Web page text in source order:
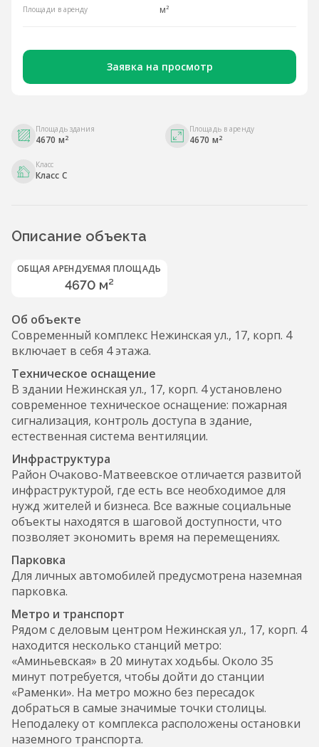
Площади в аренду м²
Заявка на просмотр
Площадь здания
4670 м2
Площадь в аренду
4670 м2
Класс
Класс С
Описание объекта
ОБЩАЯ АРЕНДУЕМАЯ ПЛОЩАДЬ
4670 м²
Об объекте
Современный комплекс Нежинская ул., 17, корп. 4
включает в себя 4 этажа.
Техническое оснащение
В здании Нежинская ул., 17, корп. 4 установлено
современное техническое оснащение: пожарная
сигнализация, контроль доступа в здание,
естественная система вентиляции.
Инфраструктура
Район Очаково-Матвеевское отличается развитой
инфраструктурой, где есть все необходимое для
нужд жителей и бизнеса. Все важные социальные
объекты находятся в шаговой доступности, что
позволяет экономить время на перемещениях.
Парковка
Для личных автомобилей предусмотрена наземная
парковка.
Метро и транспорт
Рядом с деловым центром Нежинская ул., 17, корп. 4
находится несколько станций метро:
«Аминьевская» в 20 минутах ходьбы. Около 35
минут потребуется, чтобы дойти до станции
«Раменки». На метро можно без пересадок
добраться в самые значимые точки столицы.
Неподалеку от комплекса расположены остановки
наземного транспорта.